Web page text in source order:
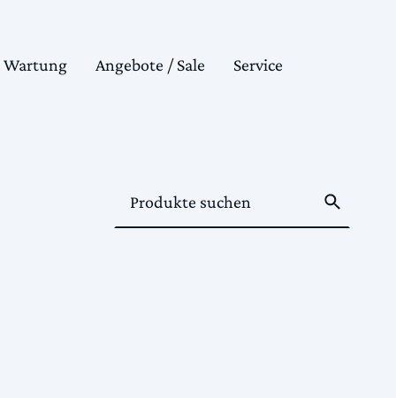
Wartung Angebote / Sale Service